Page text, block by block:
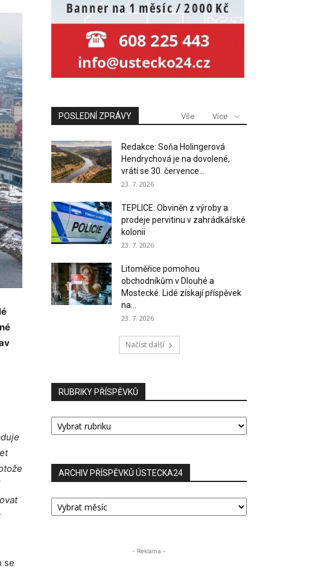
se
POSLEDNÍ ZPRÁVY Vše Více
Redakce: Soňa Holingerová
Hendrychová je na dovolené,
vrátí se 30. července...
23. 7. 2026
TEPLICE: Obviněn z výroby a
prodeje pervitinu v zahrádkářské
kolonii
23. 7. 2026
Litoměřice pomohou
obchodníkům v Dlouhé a
Mostecké. Lidé získají příspěvek
na...
23. 7. 2026
Načíst další
RUBRIKY PŘÍSPĚVKŮ
RUBRIKY
PŘÍSPĚVKŮ
ARCHIV PŘÍSPĚVKŮ ÚSTECKA24
ARCHIV
PŘÍSPĚVKŮ
- Reklama -